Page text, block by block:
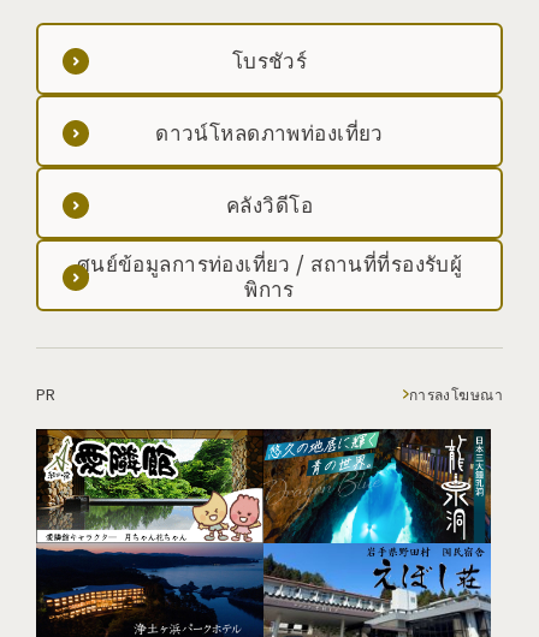
โบรชัวร์
ดาวน์โหลดภาพท่องเที่ยว
คลังวิดีโอ
ศูนย์ข้อมูลการท่องเที่ยว / สถานที่ที่รองรับผู้
พิการ
PR การลงโฆษณา